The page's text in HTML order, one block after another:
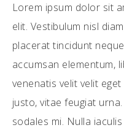
Lorem ipsum dolor sit
elit. Vestibulum nisl
placerat tincidunt
accumsan elementum,
venenatis velit velit
justo, vitae feugiat
sodales mi. Nulla